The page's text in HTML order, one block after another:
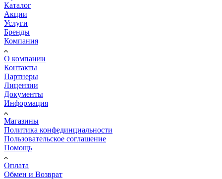
Каталог
Акции
Услуги
Бренды
Компания
О компании
Контакты
Партнеры
Лицензии
Документы
Информация
Магазины
Политика конфединциальности
Пользовательское соглашение
Помощь
Оплата
Обмен и Возврат